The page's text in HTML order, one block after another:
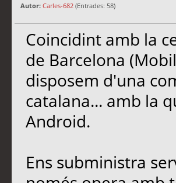
Autor: Carles-682 (Entrades: 58)
Coincidint amb la
de Barcelona
disposem d'una
catalana... amb la
Android.
Ens subministra